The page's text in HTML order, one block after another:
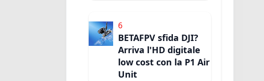
6
BETAFPV sfida DJI?
Arriva l'HD digitale
low cost con la P1 Air
Unit